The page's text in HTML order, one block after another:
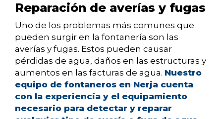
Reparación de averías y fugas
Uno de los problemas más comunes que
pueden surgir en la fontanería son las
averías y fugas. Estos pueden causar
pérdidas de agua, daños en las estructuras y
aumentos en las facturas de agua. Nuestro
equipo de fontaneros en Nerja cuenta
con la experiencia y el equipamiento
necesario para detectar y reparar